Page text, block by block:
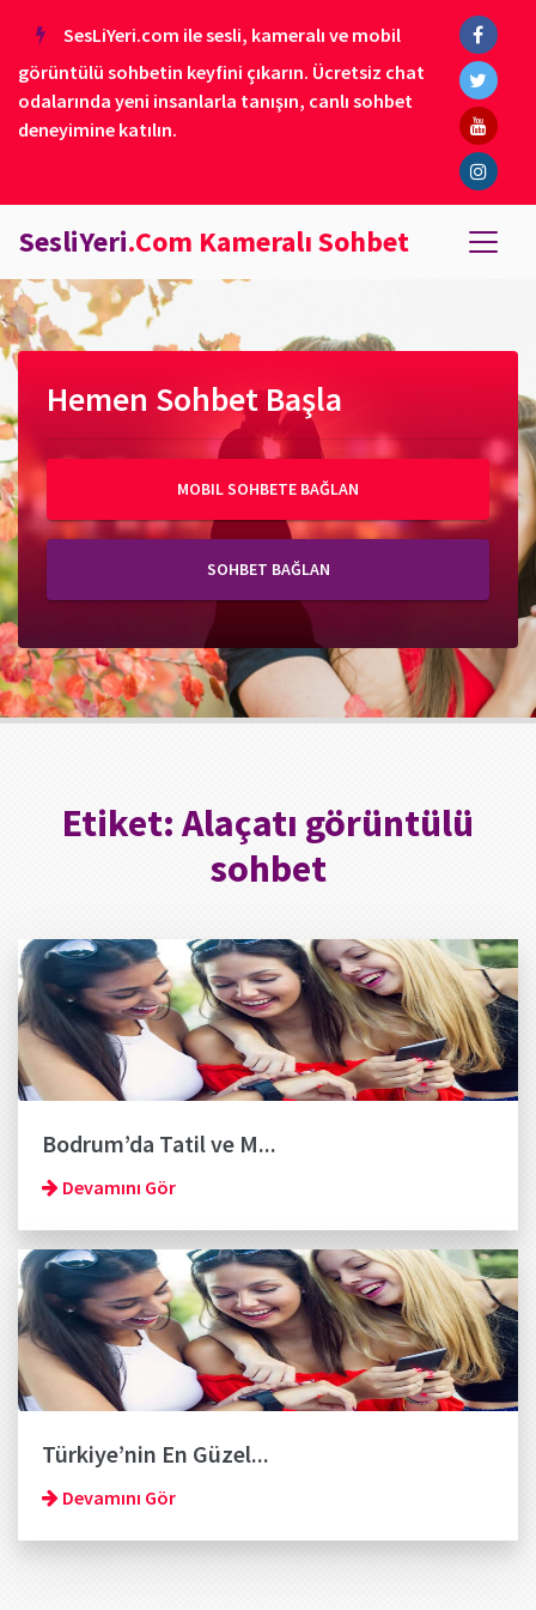
SesLiYeri.com ile sesli, kameralı ve mobil
görüntülü sohbetin keyfini çıkarın. Ücretsiz chat
odalarında yeni insanlarla tanışın, canlı sohbet
deneyimine katılın.
SesliYeri.Com Kameralı Sohbet
Hemen Sohbet Başla
MOBIL SOHBETE BAĞLAN
SOHBET BAĞLAN
Etiket: Alaçatı görüntülü
sohbet
Bodrum’da Tatil ve M...
Devamını Gör
Türkiye’nin En Güzel...
Devamını Gör